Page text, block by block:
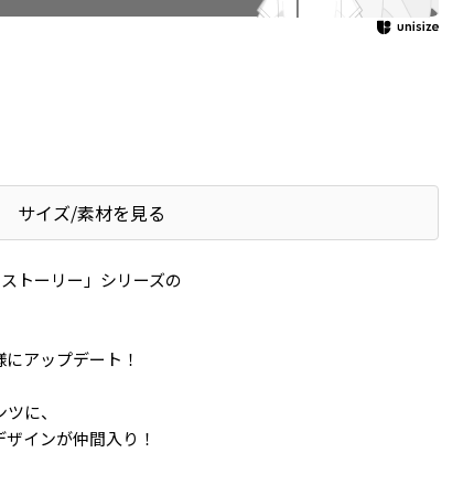
サイズ/素材を見る
トーリー」シリーズの
アップデート！
に、
インが仲間入り！